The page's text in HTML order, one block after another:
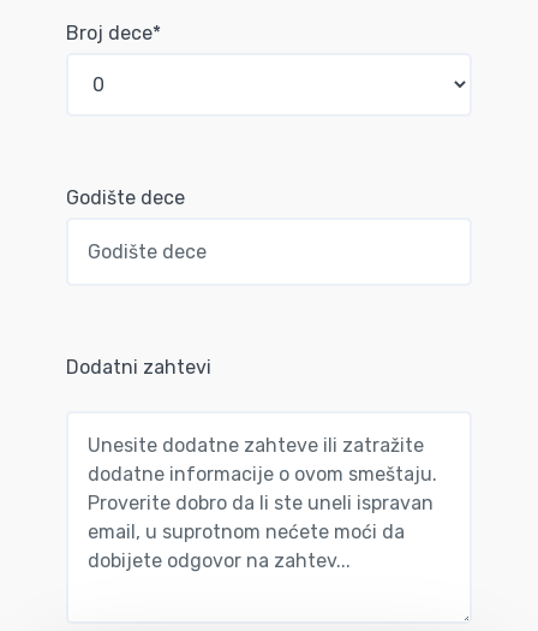
Broj dece*
Godište dece
Dodatni zahtevi